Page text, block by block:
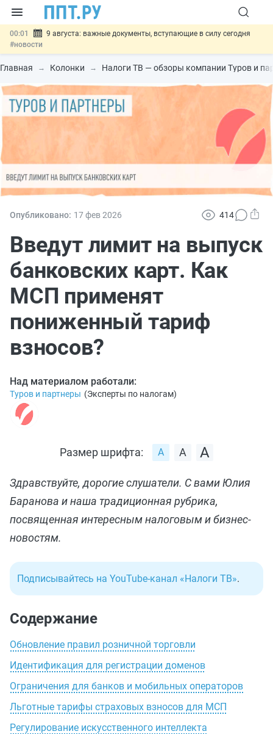
00:01
9 августа: важные документы, вступающие в силу сегодня
#новости
07.08 Подписан закон о блокировке продажи опасных товаров через
«Честный знак»#новости
07.08 Госпошлину за устранение ошибок в документах предлагают
отменить#новости
Разработают единые критерии трудовых и ГПХ-
#новости
Главная Колонки Налоги ТВ — обзоры компании Туров и
Опубликовано: 17 фев2026 414
Введут лимит на выпуск
банковских карт. Как
МСП применят
пониженный тариф
взносов?
Над материалом работали:
Туров и партнеры (Эксперты по налогам)
Размер шрифта:
Здравствуйте, дорогие слушатели. С вами Юлия
Баранова и наша традиционная рубрика,
посвященная интересным налоговым и бизнес-
новостям.
Подписывайтесь на YouTube-канал «Налоги ТВ».
Содержание
Обновление правил розничной торговли
Идентификация для регистрации доменов
Ограничения для банков и мобильных операторов
Льготные тарифы страховых взносов для МСП
Регулирование искусственного интеллекта